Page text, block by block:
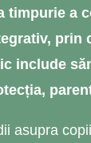
timpurie a
prin
include
asupra